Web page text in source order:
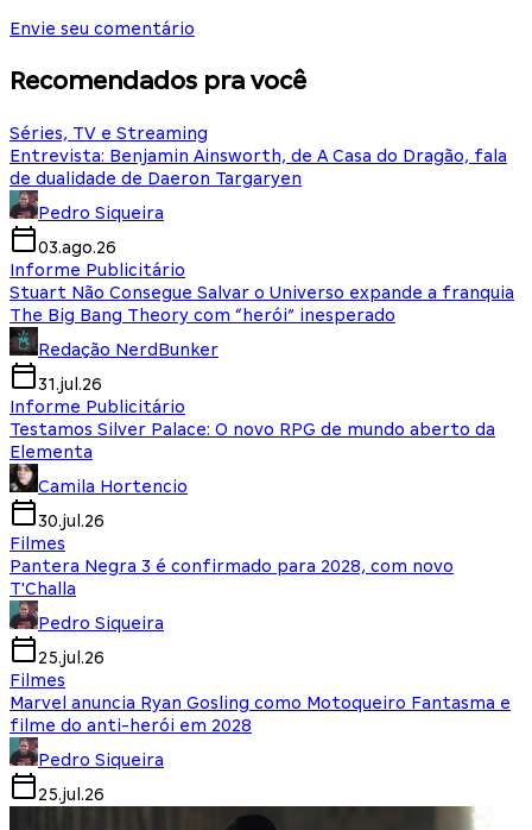
Envie seu comentário
Recomendados pra você
Séries, TV e Streaming
Entrevista: Benjamin Ainsworth, de A Casa do Dragão, fala
de dualidade de Daeron Targaryen
Pedro Siqueira
03.ago.26
Informe Publicitário
Stuart Não Consegue Salvar o Universo expande a franquia
The Big Bang Theory com “herói” inesperado
Redação NerdBunker
31.jul.26
Informe Publicitário
Testamos Silver Palace: O novo RPG de mundo aberto da
Elementa
Camila Hortencio
30.jul.26
Filmes
Pantera Negra 3 é confirmado para 2028, com novo
T'Challa
Pedro Siqueira
25.jul.26
Filmes
Marvel anuncia Ryan Gosling como Motoqueiro Fantasma e
filme do anti-herói em 2028
Pedro Siqueira
25.jul.26